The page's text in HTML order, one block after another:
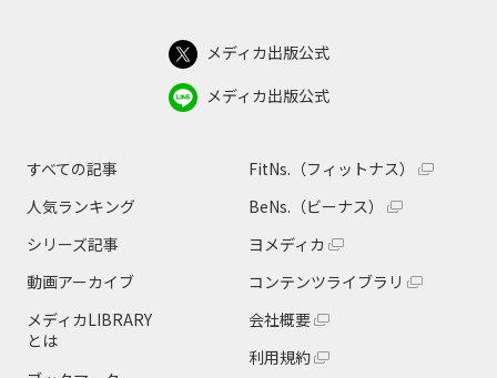
メディカ出版公式
メディカ出版公式
すべての記事
人気ランキング
シリーズ記事
動画アーカイブ
メディカLIBRARY
とは
FitNs.（フィットナス）
BeNs.（ビーナス）
ヨメディカ
コンテンツライブラリ
会社概要
利用規約